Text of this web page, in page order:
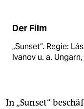
Der Film
„Sunset“. Regie:
Ivanov u. a.
In „Sunset“